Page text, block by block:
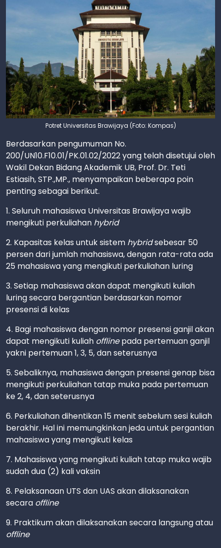
Potret Universitas Brawijaya (Foto: Kompas)
Berdasarkan pengumuman No.
200/UN10.F10.01/PK.01.02/2022 yang telah disetujui oleh
Wakil Dekan Bidang Akademik UB, Prof. Dr. Teti
Estiasih, STP.,MP., menyampaikan beberapa poin
penting sebagai berikut.
1. Seluruh mahasiswa Universitas Brawijaya wajib
mengikuti perkuliahan hybrid
2. Kapasitas kelas untuk sistem hybridsebesar 50
persen dari jumlah mahasiswa, dengan rata-rata ada
25 mahasiswa yang mengikuti perkuliahan luring
3. Setiap mahasiswa akan dapat mengikuti kuliah
luring secara bergantian berdasarkan nomor
presensi di kelas
4. Bagi mahasiswa dengan nomor presensi ganjil akan
dapat mengikuti kuliah offlinepada pertemuan ganjil
yakni pertemuan 1, 3, 5, dan seterusnya
5. Sebaliknya, mahasiswa dengan presensi genap bisa
mengikuti perkuliahan tatap muka pada pertemuan
ke 2, 4, dan seterusnya
6. Perkuliahan dihentikan 15 menit sebelum sesi kuliah
berakhir. Hal ini memungkinkan jeda untuk pergantian
mahasiswa yang mengikuti kelas
7. Mahasiswa yang mengikuti kuliah tatap muka wajib
sudah dua (2) kali vaksin
8. Pelaksanaan UTS dan UAS akan dilaksanakan
secara offline
9. Praktikum akan dilaksanakan secara langsung atau
offline